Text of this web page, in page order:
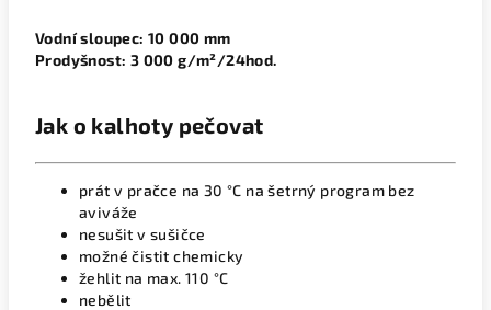
Vodní sloupec: 10 000 mm
Prodyšnost: 3 000 g/m²/24hod.
Jak o kalhoty pečovat
prát v pračce na 30 °C na šetrný program bez
aviváže
nesušit v sušičce
možné čistit chemicky
žehlit na max. 110 °C
nebělit